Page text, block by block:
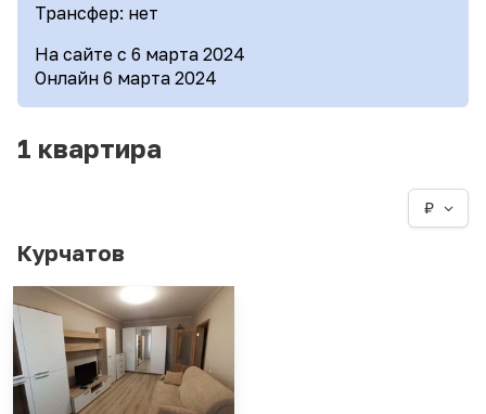
Трансфер: нет
На сайте с 6 марта 2024
Онлайн 6 марта 2024
1 квартира
₽
Курчатов